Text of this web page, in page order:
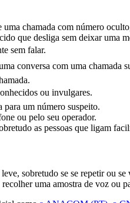
chamada com número
que desliga sem deixar uma
sem falar.
conversa com uma chamada
ou invulgares.
um número suspeito.
ou pelo seu operador.
as pessoas que ligam
sobretudo se se repetir ou
uma amostra de voz ou